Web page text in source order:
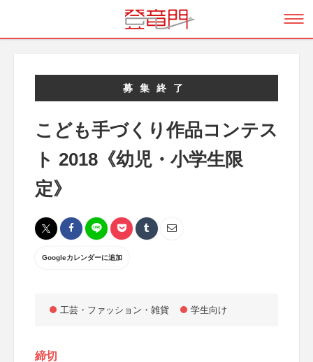
募集終了
こども手づくり作品コンテス
ト 2018《幼児・小学生限
定》
Googleカレンダーに追加
工芸・ファッション・雑貨 学生向け
締切